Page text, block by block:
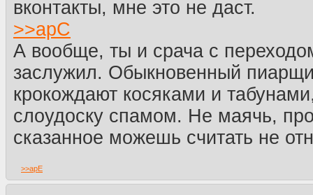
вконтакты, мне это не даст.
>>apC
А вообще, ты и срача с
заслужил. Обыкновенный
крокождают косяками и
слоудоску спамом. Не маячь,
сказанное можешь считать не
>>apE